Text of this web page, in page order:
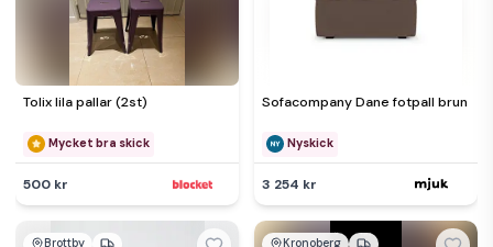
Tolix lila pallar (2st)
Mycket bra skick
500 kr
Sofacompany Dane fotpall brun
Nyskick
3 254 kr
Brottby Kronoberg